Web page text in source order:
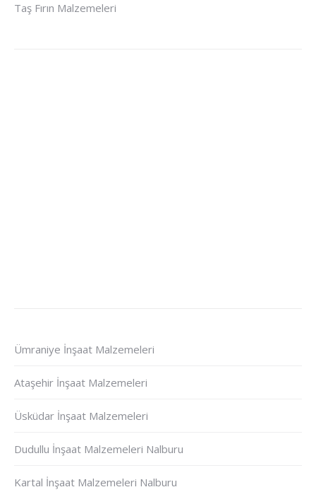
Taş Fırın Malzemeleri
Ümraniye İnşaat Malzemeleri
Ataşehir İnşaat Malzemeleri
Üsküdar İnşaat Malzemeleri
Dudullu İnşaat Malzemeleri Nalburu
Kartal İnşaat Malzemeleri Nalburu